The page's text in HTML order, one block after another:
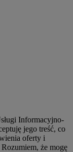
Informacyjno-
jego treść, co
oferty i
że mogę